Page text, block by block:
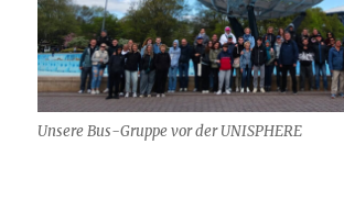
Unsere Bus-Gruppe vor der UNISPHERE